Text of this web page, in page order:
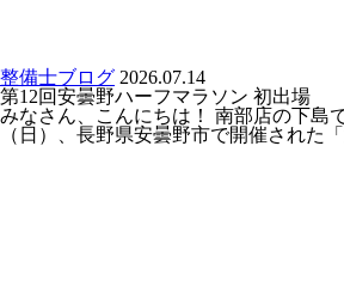
整備士ブログ 2026.07.14
第12回安曇野ハーフマラソン 初出場
みなさん、こんにちは！ 南部店の下島
（日）、長野県安曇野市で開催された